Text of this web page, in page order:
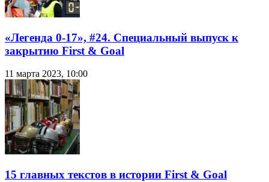
«Легенда 0-17», #24. Специальный выпуск к
закрытию First & Goal
11 марта 2023, 10:00
15 главных текстов в истории First & Goal